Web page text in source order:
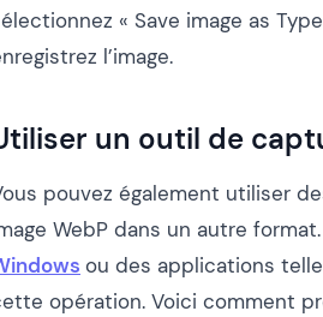
« Save image as
l’image.
un outil de
pouvez également utiliser
WebP dans un autre
ou des applications
opération. Voici comment